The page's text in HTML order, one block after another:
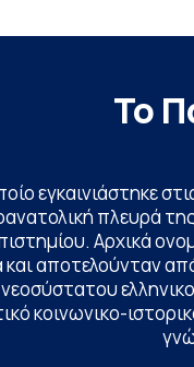
Το
εγκαινιάστηκε
πλευρά
Αρχικά
αποτελούνταν
κοινωνικο-